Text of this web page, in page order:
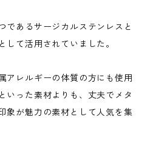
であるサージカルステンレスと
して活用されていました。
アレルギーの体質の方にも使用
いった素材よりも、丈夫でメタ
象が魅力の素材として人気を集